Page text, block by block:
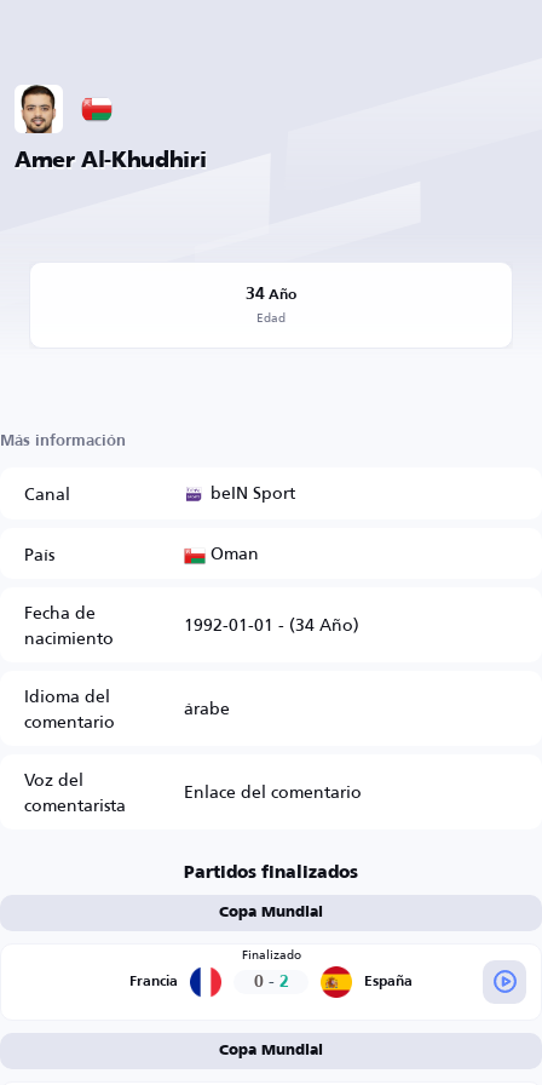
Amer Al-Khudhiri
34 Año
Edad
Más información
Canal
beIN Sport
País
Oman
Fecha de
nacimiento 1992-01-01 - (34 Año)
Idioma del
comentario árabe
Voz del
comentarista Enlace del comentario
Partidos finalizados
Copa Mundial
Francia
Finalizado
0 - 2 España
Copa Mundial